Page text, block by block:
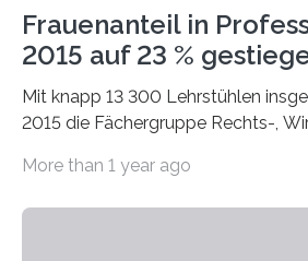
Frauenanteil in
2015 auf 23 %
Mit knapp 13 300 Lehrstühlen
2015 die Fächergruppe Rechts-,
bei…
More than 1 year ago